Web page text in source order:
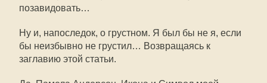
позавидовать…
Ну и, напоследок, о грустном. Я был бы не я, если
бы неизбывно не грустил… Возвращаясь к
заглавию этой статьи.